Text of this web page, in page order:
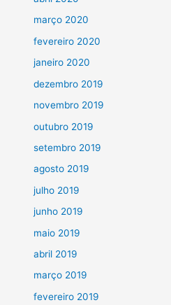
março 2020
fevereiro 2020
janeiro 2020
dezembro 2019
novembro 2019
outubro 2019
setembro 2019
agosto 2019
julho 2019
junho 2019
maio 2019
abril 2019
março 2019
fevereiro 2019